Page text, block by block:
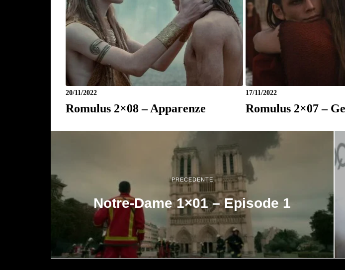
20/11/2022
Romulus 2×08 – Apparenze
17/11/2022
Romulus 2×07 –
PRECEDENTE
Notre-Dame 1×01 – Episode 1